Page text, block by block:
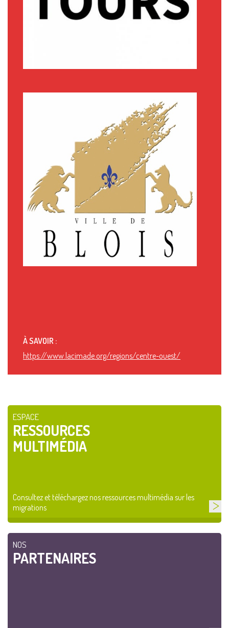
À SAVOIR :
https://www.lacimade.org/regions/centre-ouest/
ESPACE
RESSOURCES
MULTIMÉDIA
Consultez et téléchargez nos ressources multimédia sur les
migrations
NOS
PARTENAIRES